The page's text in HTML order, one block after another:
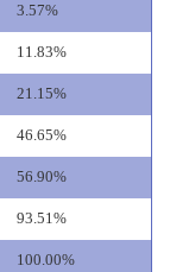
3.57%
11.83%
21.15%
46.65%
56.90%
93.51%
100.00%